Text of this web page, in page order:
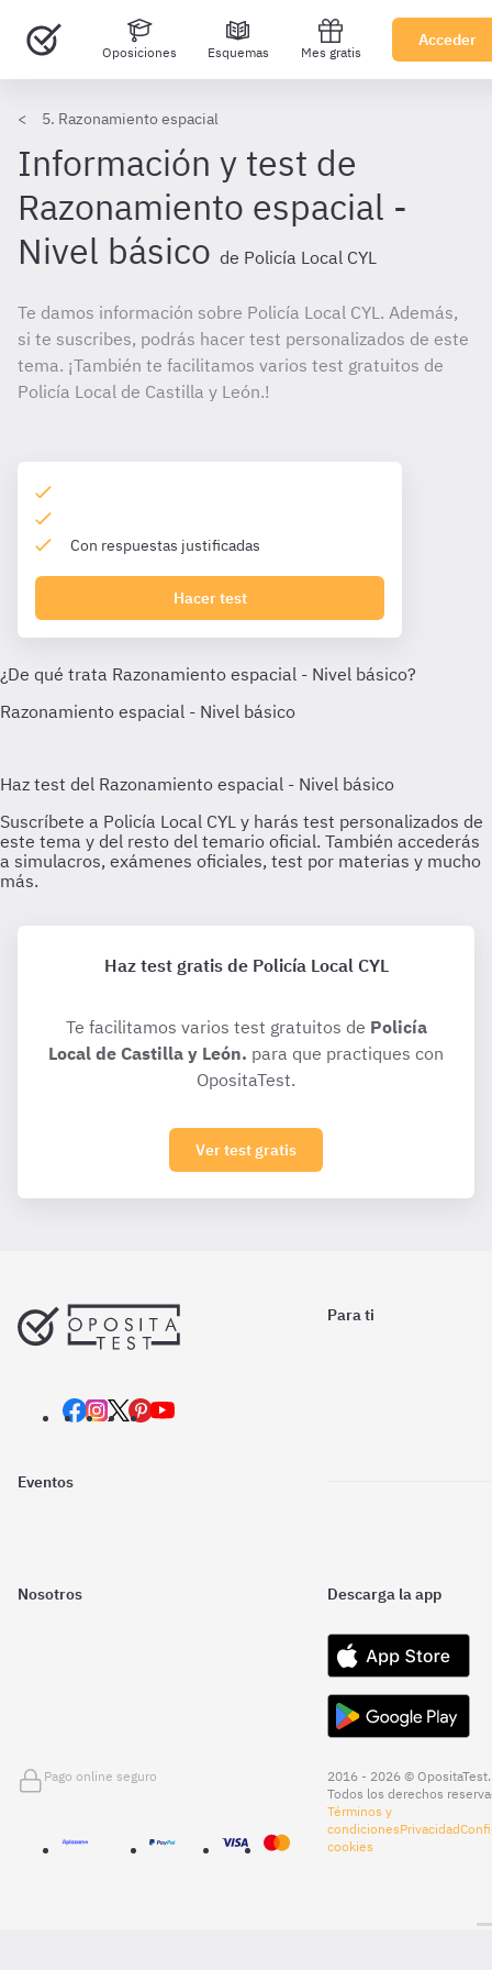
Oposiciones Esquemas Mes gratis
Acceder
5. Razonamiento espacial
Información y test de
Razonamiento espacial -
Nivel básico de Policía Local CYL
Te damos información sobre Policía Local CYL. Además,
si te suscribes, podrás hacer test personalizados de este
tema. ¡También te facilitamos varios test gratuitos de
Policía Local de Castilla y León.!
Con respuestas justificadas
Hacer test
Haz test gratis de Policía Local CYL
Te facilitamos varios test gratuitos de Policía
Local de Castilla y León. para que practiques con
OpositaTest.
Ver test gratis
Para ti
Eventos
Nosotros Descarga la app
Pago online seguro
2016 - 2026 © OpositaTest.
Todos los derechos
Términos y
condicionesPrivacidad
cookies